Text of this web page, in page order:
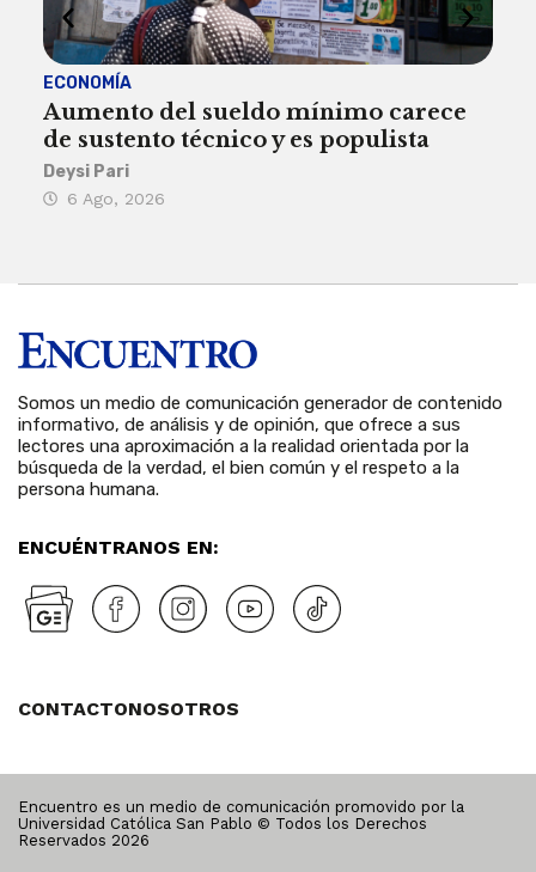
ECONOMÍA
Aumento del sueldo mínimo carece
de sustento técnico y es populista
Deysi Pari
6 Ago, 2026
Somos un medio de comunicación generador de contenido
informativo, de análisis y de opinión, que ofrece a sus
lectores una aproximación a la realidad orientada por la
búsqueda de la verdad, el bien común y el respeto a la
persona humana.
ENCUÉNTRANOS EN:
CONTACTONOSOTROS
Encuentro es un medio de comunicación promovido por la
Universidad Católica San Pablo © Todos los Derechos
Reservados 2026